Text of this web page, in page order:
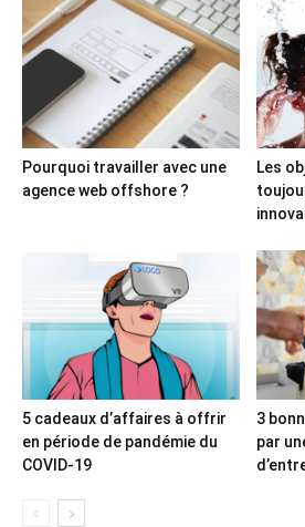
Pourquoi travailler avec une
agence web offshore ?
Les
5 cadeaux d’affaires à offrir
en période de pandémie du
COVID-19
3
par